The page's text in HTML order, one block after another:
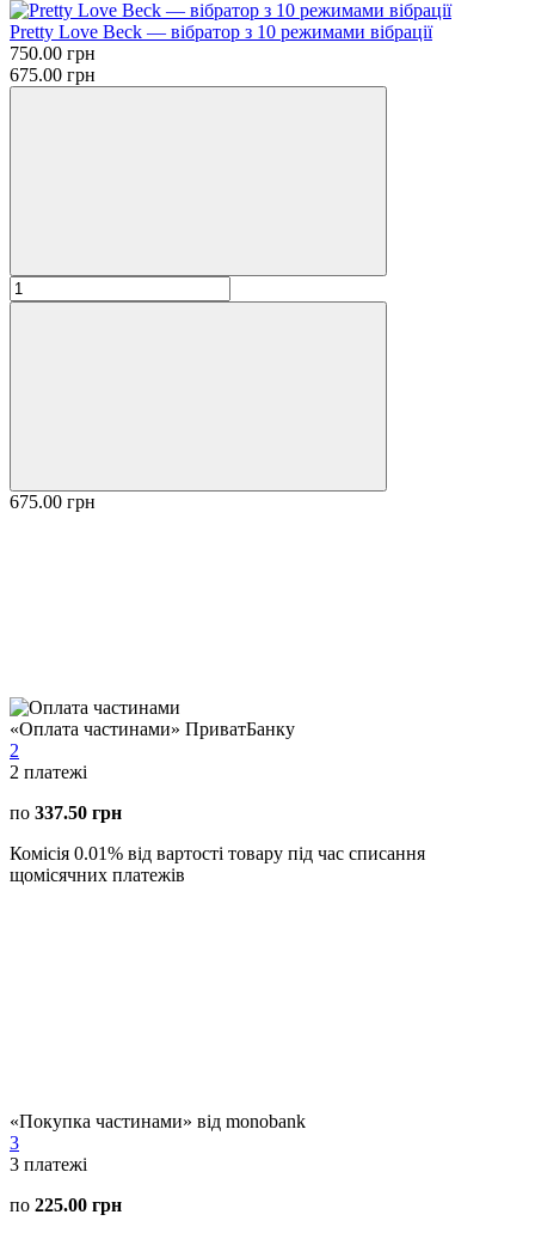
Pretty Love Beck — вібратор з 10 режимами вібрації
750.00 грн
675.00 грн
675.00 грн
«Оплата частинами» ПриватБанку
2
2 платежі
по 337.50 грн
Комісія 0.01% від вартості товару під час списання
щомісячних платежів
«Покупка частинами» від monobank
3
3 платежі
по 225.00 грн